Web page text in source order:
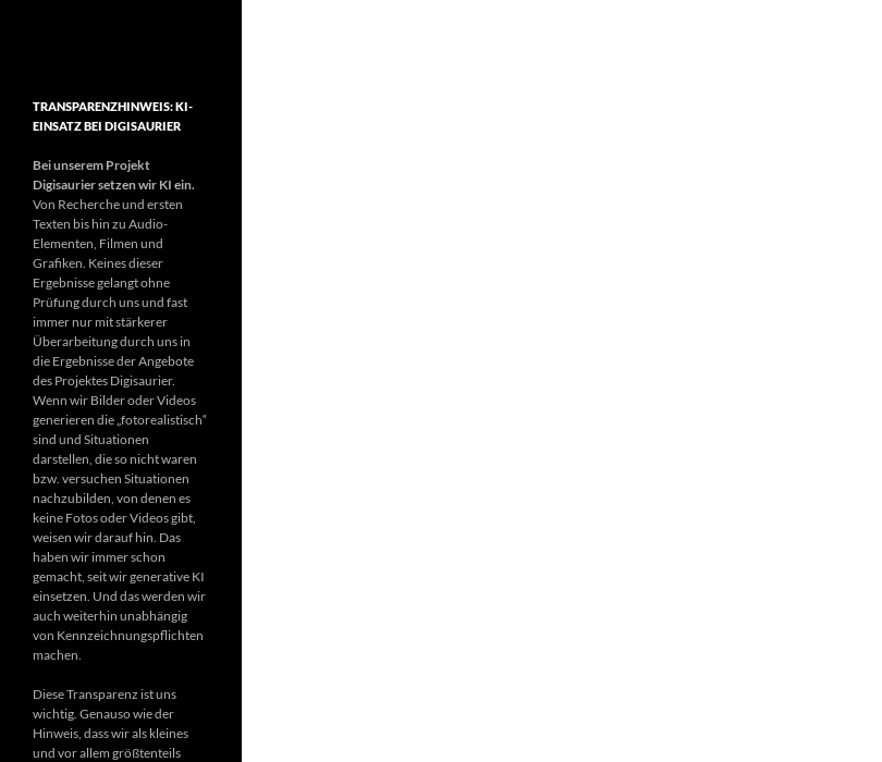
TRANSPARENZHINWEIS: KI-
EINSATZ BEI DIGISAURIER
Bei unserem Projekt
Digisaurier setzen wir KI ein.
Von Recherche und ersten
Texten bis hin zu Audio-
Elementen, Filmen und
Grafiken. Keines dieser
Ergebnisse gelangt ohne
Prüfung durch uns und fast
immer nur mit stärkerer
Überarbeitung durch uns in
die Ergebnisse der Angebote
des Projektes Digisaurier.
Wenn wir Bilder oder Videos
generieren die „fotorealistisch“
sind und Situationen
darstellen, die so nicht waren
bzw. versuchen Situationen
nachzubilden, von denen es
keine Fotos oder Videos gibt,
weisen wir darauf hin. Das
haben wir immer schon
gemacht, seit wir generative KI
einsetzen. Und das werden wir
auch weiterhin unabhängig
von Kennzeichnungspflichten
machen.
Diese Transparenz ist uns
wichtig. Genauso wie der
Hinweis, dass wir als kleines
und vor allem größtenteils